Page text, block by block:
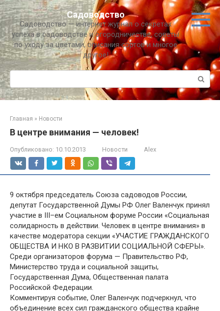
Перейти
к
контенту
Садоводство
Садоводство — интернет журнал о секретах
успеха в садоводстве и огородничестве, советы
по уходу за цветами, описания сортов и многое
другое!
Поиск:
Главная » Новости
В центре внимания — человек!
Опубликовано: 10.10.2013 Новости Alex
9 октября председатель Союза садоводов России,
депутат Государственной Думы РФ Олег Валенчук принял
участие в III–ем Социальном форуме России «Социальная
солидарность в действии. Человек в центре внимания» в
качестве модератора секции «УЧАСТИЕ ГРАЖДАНСКОГО
ОБЩЕСТВА И НКО В РАЗВИТИИ СОЦИАЛЬНОЙ СФЕРЫ».
Среди организаторов форума — Правительство РФ,
Министерство труда и социальной защиты,
Государственная Дума, Общественная палата
Российской Федерации.
Комментируя событие, Олег Валенчук подчеркнул, что
объединение всех сил гражданского общества крайне